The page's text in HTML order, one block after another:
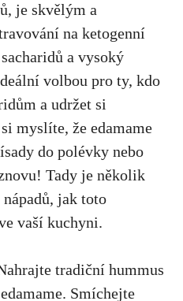
je‍ skvělým a
na ketogenní
a vysoký
volbou pro ty, kdo
a udržet‌ si
myslíte, že edamame
​do ‌polévky nebo
Tady je několik
jak toto
vaší ⁤kuchyni.
tradiční hummus
Smíchejte